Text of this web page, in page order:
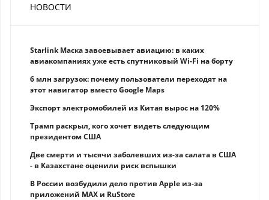
НОВОСТИ
Starlink Маска завоевывает авиацию: в каких
авиакомпаниях уже есть спутниковый Wi-Fi на борту
6 млн загрузок: почему пользователи переходят на
этот навигатор вместо Google Maps
Экспорт электромобилей из Китая вырос на 120%
Трамп раскрыл, кого хочет видеть следующим
президентом США
Две смерти и тысячи заболевших из-за салата в США
- в Казахстане оценили риск вспышки
В России возбудили дело против Apple из-за
приложений MAX и RuStore